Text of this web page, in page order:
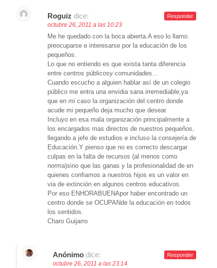
Roguiz dice:
octubre 26, 2011 a las 10:23
Me he quedado con la boca abierta.A eso lo llamo.
preocuparse e interesarse por la educación de los
pequeños.
Lo que no entiendo es que exista tanta diferencia
entre centros públicosy comunidades…
Cuando escucho a alguien hablar así de un colegio
público me entra una envidia sana irremediable,ya
que en mi caso la organización del centro donde
acude mi pequeño deja mucho que desear.
Incluyo en esa mala organización principalmente a
los encargados mas directos de nuestros pequeños,
llegando a jefe de estudios e incluso la consejería de
Educación.Y pienso que no es correcto descargar
culpas en la falta de recursos (al menos como
norma)sino que las ganas y la profesionalidad de en
quienes confiamos a nuestros hijos es un valor en
via de extinción en algunos centros educativos.
Por eso ENHORABUENApor haber encontrado un
centro donde se OCUPANde la educación en todos
los sentidos.
Charo Guijarro
Responder
Anónimo dice:
octubre 26, 2011 a las 23:14
Responder